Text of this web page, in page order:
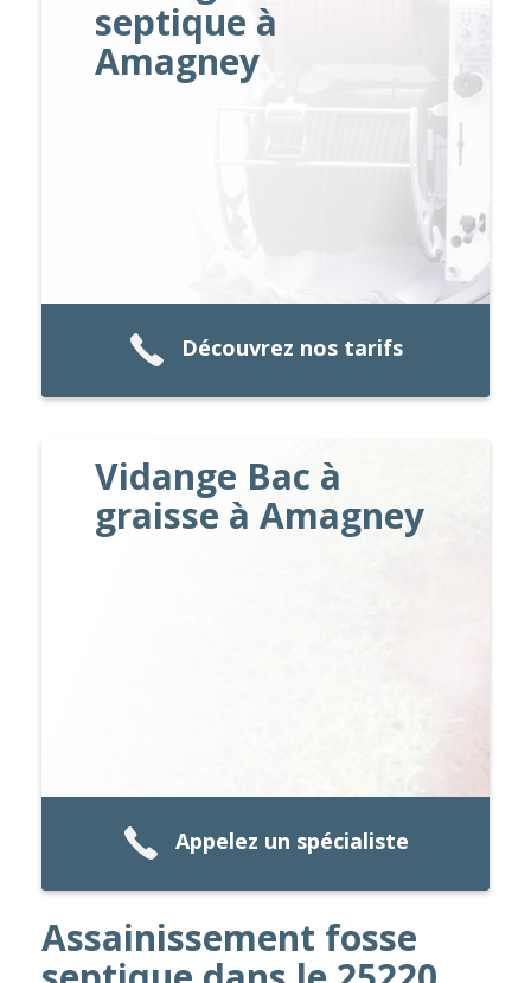
septique à
Amagney
Découvrez nos tarifs
Vidange Bac à
graisse à Amagney
Appelez un spécialiste
Assainissement fosse